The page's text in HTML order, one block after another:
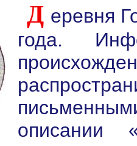
Д еревня
года.
описании